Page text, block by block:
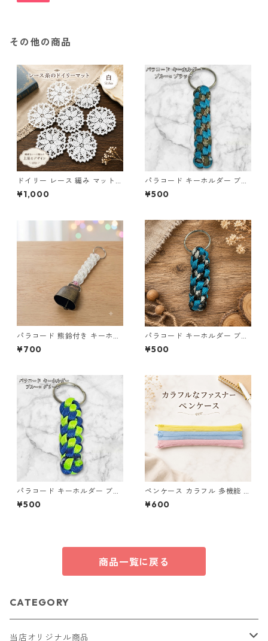
その他の商品
ドイリー レース 編み マット
白 コースター s1
¥1,000
パラコード キーホルダー ブル
ー ブラック 編み込み s16
¥500
パラコード 熊鈴付き キーホル
ダー ホワイト×ピンク 編み込
み S42 アウトドア
¥700
パラコード キーホルダー ブル
ー×ブラック・ホワイト ハンド
メイド 国産 本革 ヌメ革
¥500
パラコード キーホルダー ブル
ー グリーン 編み込み s33
¥500
ペンケース カラフル 多機能 筆
箱 ファスナー6本 s10
¥600
商品一覧に戻る
CATEGORY
当店オリジナル商品